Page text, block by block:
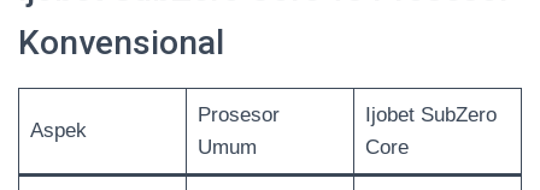
Konvensional
Aspek
Prosesor
Umum
Ijobet SubZero
Core